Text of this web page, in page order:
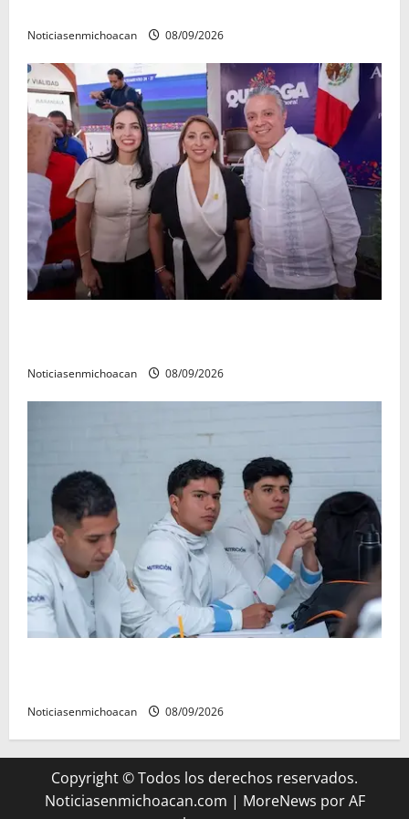
Noticiasenmichoacan 08/09/2026
Noticiasenmichoacan 08/09/2026
Noticiasenmichoacan 08/09/2026
Copyright © Todos los derechos reservados.
Noticiasenmichoacan.com | MoreNews por AF